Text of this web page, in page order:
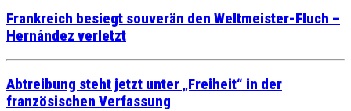
Frankreich besiegt souverän den Weltmeister-Fluch –
Hernández verletzt
Abtreibung steht jetzt unter „Freiheit“ in der
französischen Verfassung